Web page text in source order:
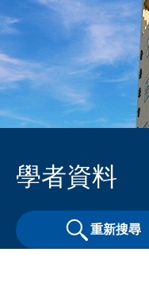
學者資料
重新搜尋